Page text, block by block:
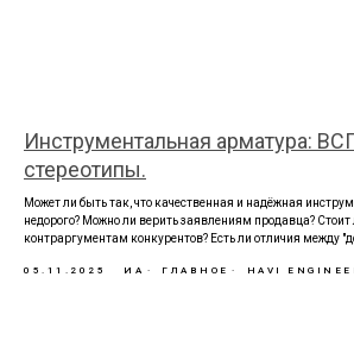
Инструментальная арматура:
стереотипы.
Может ли быть так, что качественная и надёжная
недорого? Можно ли верить заявлениям продавца?
контраргументам конкурентов? Есть ли отличия между
05.11.2025 ИА ГЛАВНОЕ HAVI